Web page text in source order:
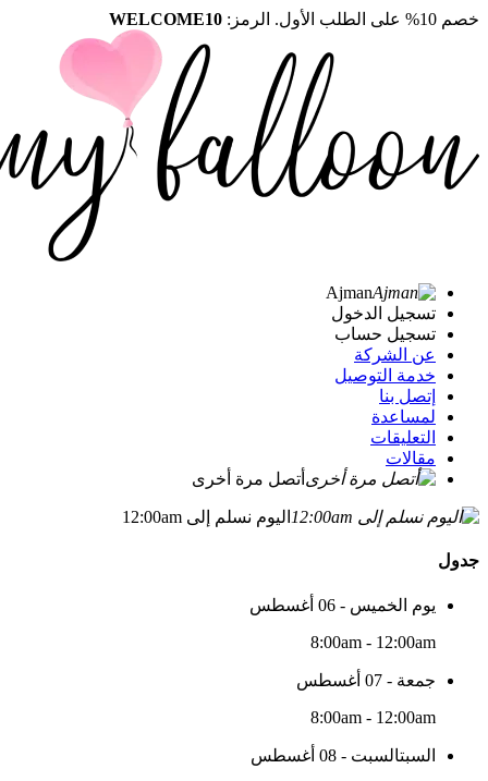
خصم 10% على الطلب الأول. الرمز: WELCOME10
Ajman
تسجيل الدخول
تسجيل حساب
عن الشركة
خدمة التوصيل
إتصل بنا
لمساعدة
التعليقات
مقالات
أتصل مرة أخرى
اليوم نسلم إلى 12:00am
جدول
يوم الخميس - 06 أغسطس
8:00am - 12:00am
جمعة - 07 أغسطس
8:00am - 12:00am
السبتالسبت - 08 أغسطس